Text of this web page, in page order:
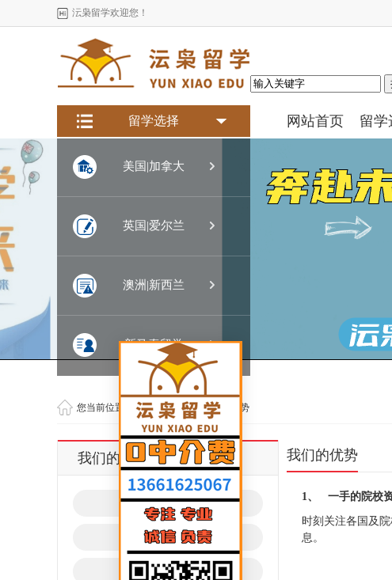
沄枭留学欢迎您！
网站首页 留学
留学选择
美国|加拿大 
英国|爱尔兰 
澳洲|新西兰 
新马泰留学 
您当前位置： 首页> 关于我们> 我们的优势
我们的优势
联系我们
为什么免费
我们团队
我们的优势
1、 一手的院校
时刻关注各国及
息。